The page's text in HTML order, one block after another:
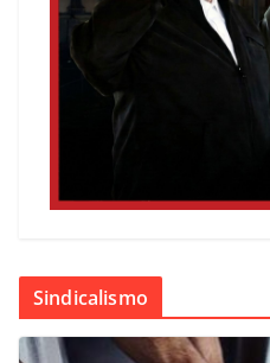
Sindicalismo